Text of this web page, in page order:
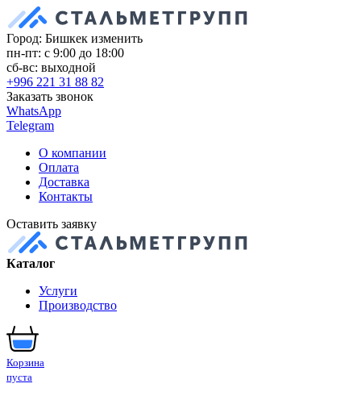
Город: Бишкек изменить
пн-пт: с 9:00 до 18:00
сб-вс: выходной
+996 221 31 88 82
Заказать звонок
WhatsApp
Telegram
О компании
Оплата
Доставка
Контакты
Оставить заявку
Каталог
Услуги
Производство
Корзина
пуста